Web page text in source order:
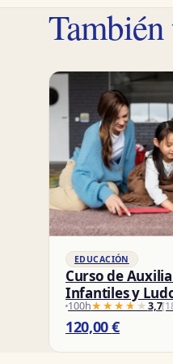
También
EDUCACIÓN
Curso de
Infantiles y
100h★★★★★
★★★★★3,7
120,00€